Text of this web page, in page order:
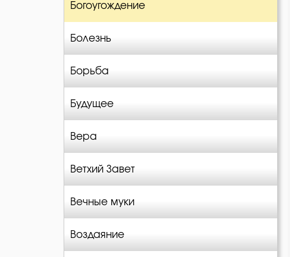
Богоугождение
Болезнь
Борьба
Будущее
Вера
Ветхий Завет
Вечные муки
Воздаяние